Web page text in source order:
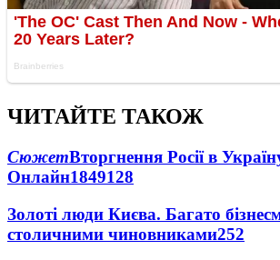
ЧИТАЙТЕ ТАКОЖ
СюжетВторгнення Росії в
Онлайн1849128
Золоті люди Києва. Багато
столичними чиновниками252